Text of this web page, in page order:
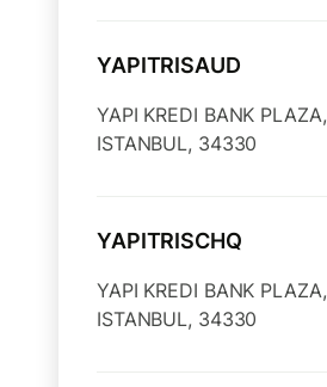
YAPITRISAUD
YAPI KREDI BANK PLAZA,
ISTANBUL, 34330
YAPITRISCHQ
YAPI KREDI BANK PLAZA,
ISTANBUL, 34330